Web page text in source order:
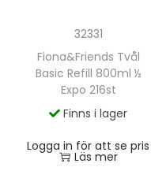
32331
Fiona&Friends Tvål
Basic Refill 800ml ½
Expo 216st
Finns i lager
Logga in för att se pris
Läs mer